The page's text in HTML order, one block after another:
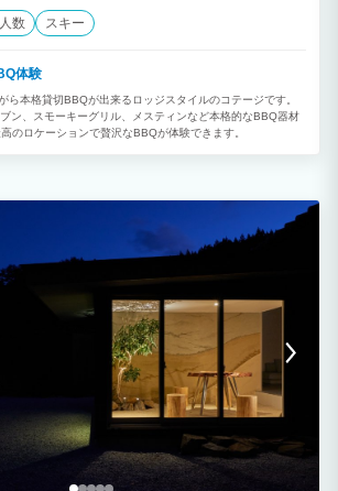
数 スキー
体験
ら本格貸切BBQが出来るロッジスタイルのコテージです。
ン、スモーキーグリル、メスティンなど本格的なBBQ器材
のロケーションで贅沢なBBQが体験できます。